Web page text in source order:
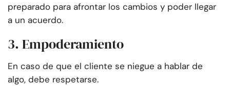
preparado para afrontar los cambios y poder llegar
a un acuerdo.
3. Empoderamiento
En caso de que el cliente se niegue a hablar de
algo, debe respetarse.